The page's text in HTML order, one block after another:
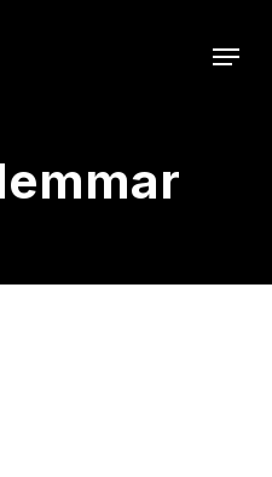
Menu